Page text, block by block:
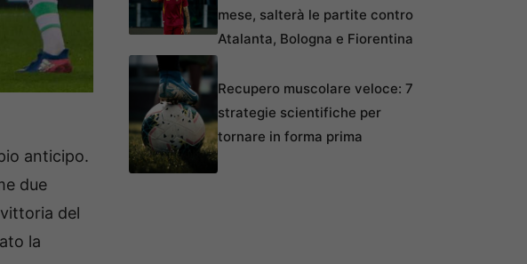
anticipo.
due
del
la
mese, salterà le partite contro
Atalanta, Bologna e Fiorentina
Recupero muscolare veloce: 7
strategie scientifiche per
tornare in forma prima